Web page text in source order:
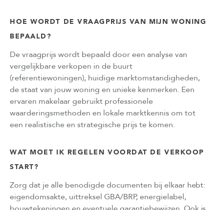
HOE WORDT DE VRAAGPRIJS VAN MIJN WONING
BEPAALD?
De vraagprijs wordt bepaald door een analyse van
vergelijkbare verkopen in de buurt
(referentiewoningen), huidige marktomstandigheden,
de staat van jouw woning en unieke kenmerken. Een
ervaren makelaar gebruikt professionele
waarderingsmethoden en lokale marktkennis om tot
een realistische en strategische prijs te komen.
WAT MOET IK REGELEN VOORDAT DE VERKOOP
START?
Zorg dat je alle benodigde documenten bij elkaar hebt:
eigendomsakte, uittreksel GBA/BRP, energielabel,